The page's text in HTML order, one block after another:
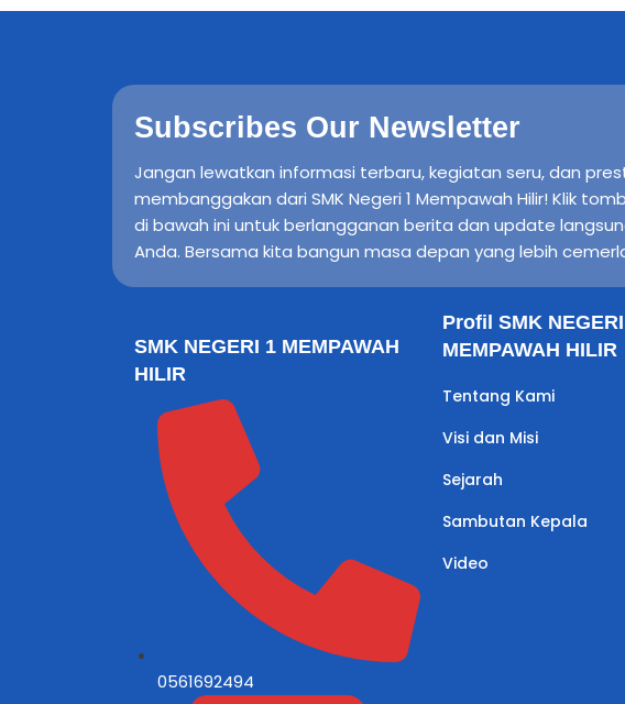
Subscribes Our Newsletter
Jangan lewatkan informasi terbaru, kegiatan seru, dan
membanggakan dari SMK Negeri 1 Mempawah Hilir! Klik
di bawah ini untuk berlangganan berita dan update
Anda. Bersama kita bangun masa depan yang lebih
SMK NEGERI 1 MEMPAWAH
HILIR
0561692494
Profil SMK
MEMPAWAH HILIR
Tentang Kami
Visi dan Misi
Sejarah
Sambutan Kepala
Video